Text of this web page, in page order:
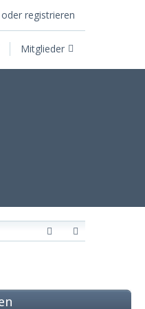
Mitglieder
registrieren